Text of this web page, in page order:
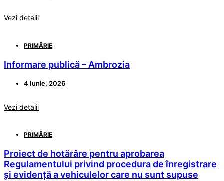
Vezi detalii
PRIMĂRIE
Informare publică – Ambrozia
4 Iunie, 2026
Vezi detalii
PRIMĂRIE
Proiect de hotărâre pentru aprobarea
Regulamentului privind procedura de înregistrare
și evidență a vehiculelor care nu sunt supuse